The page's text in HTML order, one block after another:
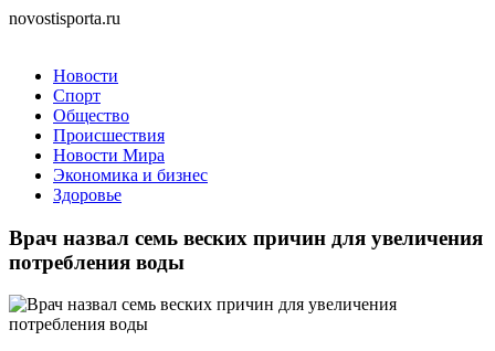
novostisporta.ru
Новости
Спорт
Общество
Происшествия
Новости Мира
Экономика и бизнес
Здоровье
Врач назвал семь веских причин для увеличения
потребления воды